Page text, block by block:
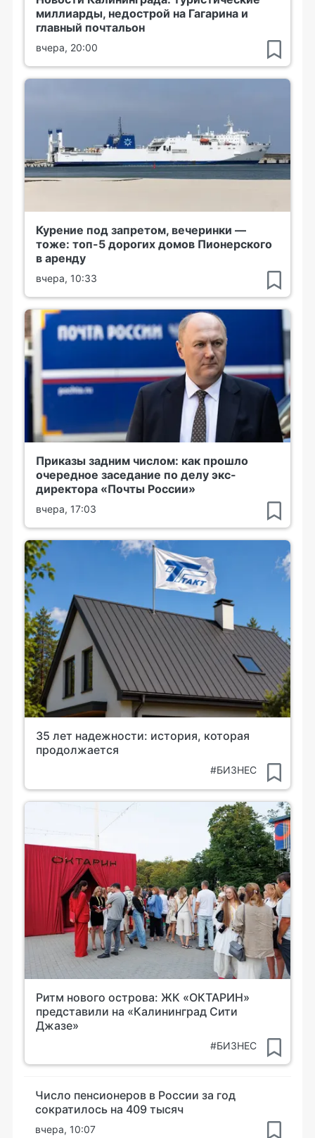
миллиарды, недострой на Гагарина и
главный почтальон
вчера, 20:00
Курение под запретом, вечеринки —
тоже: топ-5 дорогих домов Пионерского
в аренду
вчера, 10:33
Приказы задним числом: как прошло
очередное заседание по делу экс-
директора «Почты России»
вчера, 17:03
35 лет надежности: история, которая
продолжается
#БИЗНЕС
Ритм нового острова: ЖК «ОКТАРИН»
представили на «Калининград Сити
Джазе»
#БИЗНЕС
Число пенсионеров в России за год
сократилось на 409 тысяч
вчера, 10:07